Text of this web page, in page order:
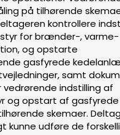
på tilhørende
kontrollere
for brænder-,
og opstarte
gasfyrede
samt
indstilling af
og opstart af gasfyrede
skemaer.
kunne udføre de